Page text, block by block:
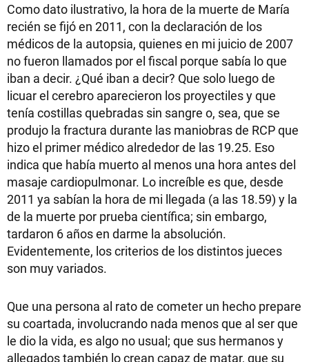
Como dato ilustrativo, la hora de la muerte de María
recién se fijó en 2011, con la declaración de los
médicos de la autopsia, quienes en mi juicio de 2007
no fueron llamados por el fiscal porque sabía lo que
iban a decir. ¿Qué iban a decir? Que solo luego de
licuar el cerebro aparecieron los proyectiles y que
tenía costillas quebradas sin sangre o, sea, que se
produjo la fractura durante las maniobras de RCP que
hizo el primer médico alrededor de las 19.25. Eso
indica que había muerto al menos una hora antes del
masaje cardiopulmonar. Lo increíble es que, desde
2011 ya sabían la hora de mi llegada (a las 18.59) y la
de la muerte por prueba científica; sin embargo,
tardaron 6 años en darme la absolución.
Evidentemente, los criterios de los distintos jueces
son muy variados.
Que una persona al rato de cometer un hecho prepare
su coartada, involucrando nada menos que al ser que
le dio la vida, es algo no usual; que sus hermanos y
allegados también lo crean capaz de matar, que su